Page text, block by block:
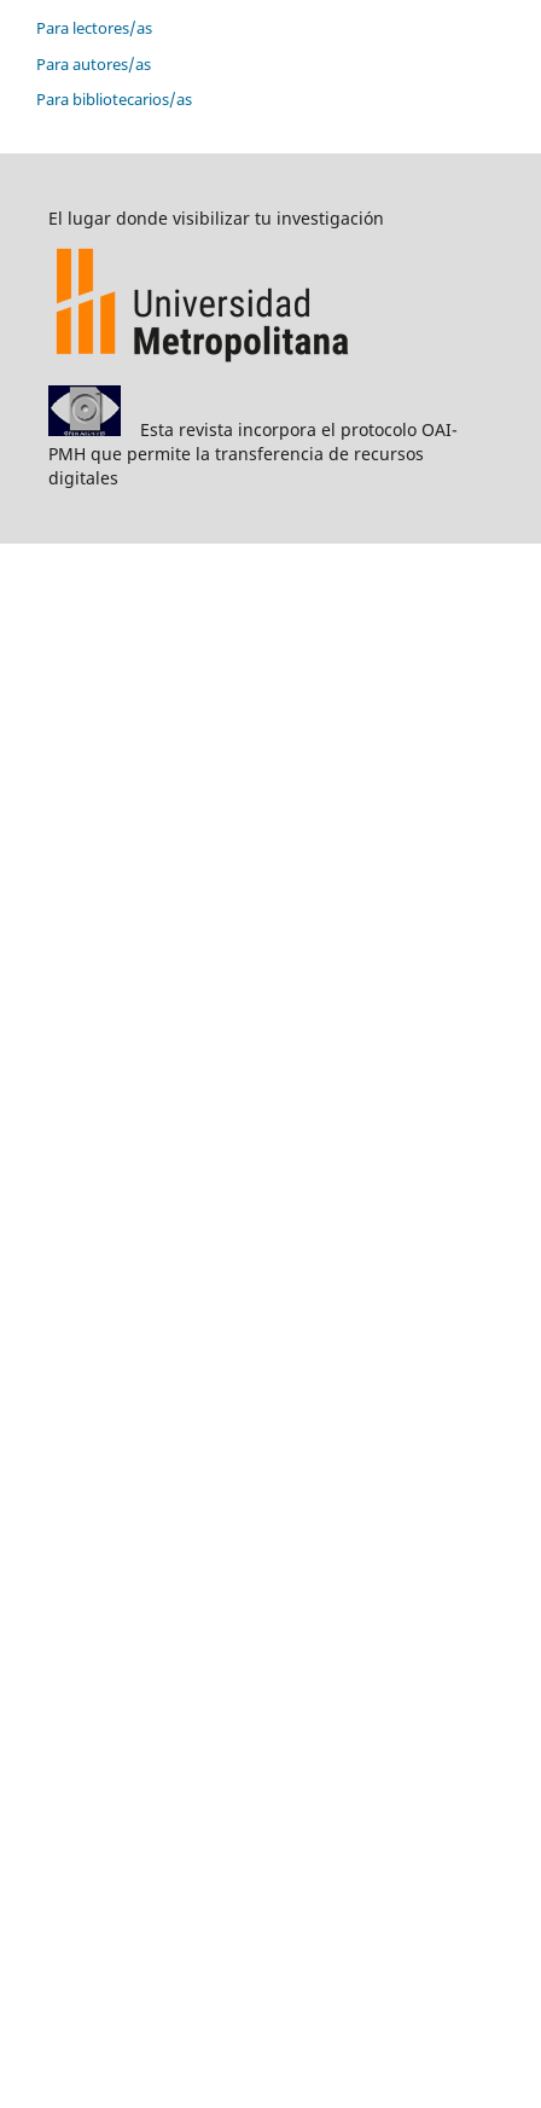
Para lectores/as
Para autores/as
Para bibliotecarios/as
El lugar donde visibilizar tu investigación
Esta revista incorpora el protocolo OAI-
PMH que permite la transferencia de recursos
digitales